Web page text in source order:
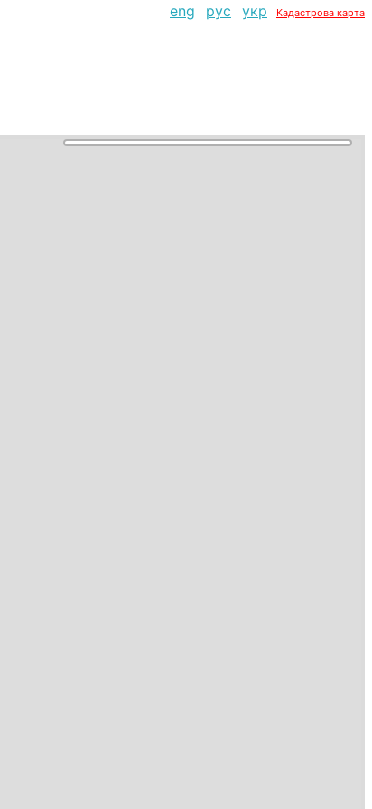
eng рус укр Кадастрова карта